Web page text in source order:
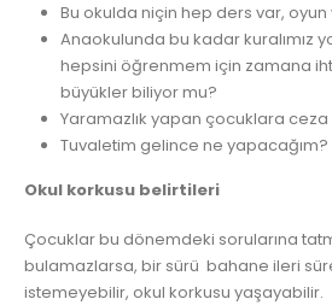
Bu okulda niçin hep ders var, oyun
Anaokulunda bu kadar kuralımız
hepsini öğrenmem için zamana
büyükler biliyor mu?
Yaramazlık yapan çocuklara ceza
Tuvaletim gelince ne yapacağım?
Okul korkusu belirtileri
Çocuklar bu dönemdeki sorularına
bulamazlarsa, bir sürü bahane ileri
istemeyebilir, okul korkusu yaşayabilir.